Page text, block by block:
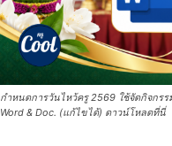
กำหนดการวันไหว้ครู 2569 ใช้จัดกิจกร
Word & Doc. (แก้ไขได้) ดาวน์โหลดที่นี่